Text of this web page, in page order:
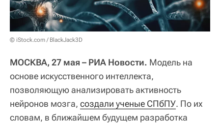
© iStock.com / BlackJack3D
МОСКВА, 27 мая – РИА Новости. Модель на
основе искусственного интеллекта,
позволяющую анализировать активность
нейронов мозга, создали ученые СПбПУ. По их
словам, в ближайшем будущем разработка